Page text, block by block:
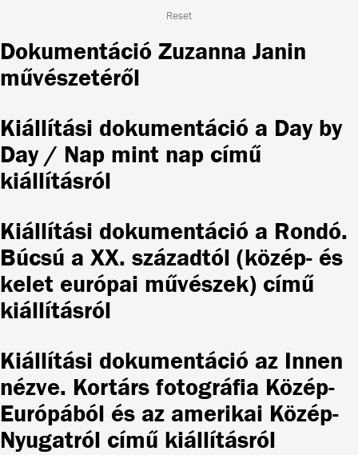
Reset
Dokumentáció Zuzanna Janin
művészetéről
Kiállítási dokumentáció a Day by
Day / Nap mint nap című
kiállításról
Kiállítási dokumentáció a Rondó.
Búcsú a XX. századtól (közép- és
kelet európai művészek) című
kiállításról
Kiállítási dokumentáció az Innen
nézve. Kortárs fotográfia Közép-
Európából és az amerikai Közép-
Nyugatról című kiállításról